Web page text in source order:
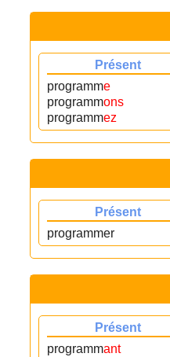
Présent
programme
programmons
programmez
Présent
programmer
Présent
programmant